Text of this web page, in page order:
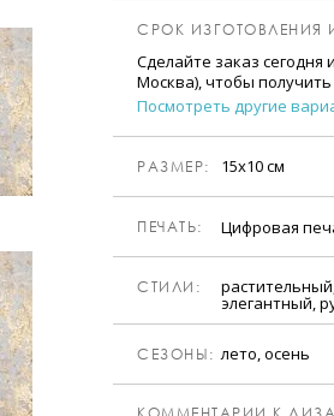
СРОК ИЗГОТОВЛЕНИЯ
Сделайте заказ
Москва), чтобы
Посмотреть другие
РАЗМЕР: 15х10 см
ПЕЧАТЬ: Цифровая
CТИЛИ:
элегантный,
CЕЗОНЫ: лето, осень